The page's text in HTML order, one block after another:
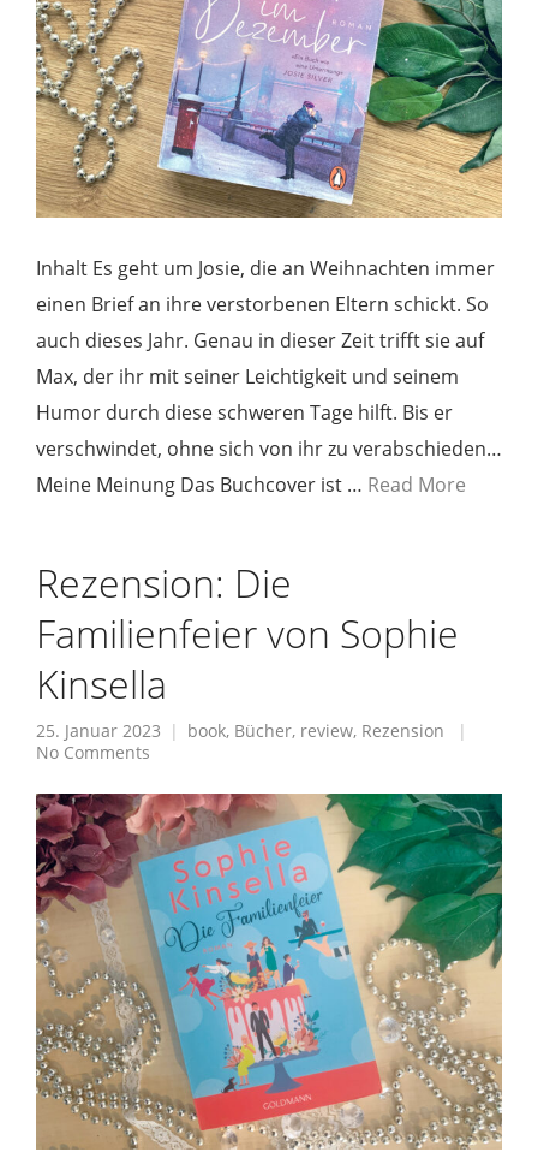
Inhalt Es geht um Josie, die an Weihnachten immer
einen Brief an ihre verstorbenen Eltern schickt. So
auch dieses Jahr. Genau in dieser Zeit trifft sie auf
Max, der ihr mit seiner Leichtigkeit und seinem
Humor durch diese schweren Tage hilft. Bis er
verschwindet, ohne sich von ihr zu verabschieden…
Meine Meinung Das Buchcover ist … Read More
Rezension: Die
Familienfeier von Sophie
Kinsella
25. Januar 2023 book, Bücher, review, Rezension
No Comments